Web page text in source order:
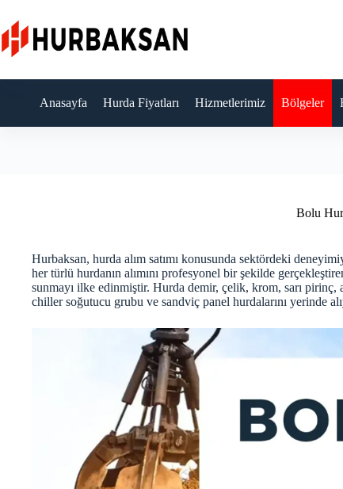
content
Anasayfa Hurda Fiyatları Hizmetlerimiz Bölgeler
Bolu
Hurbaksan, hurda alım satımı konusunda sektördeki
her türlü hurdanın alımını profesyonel bir şekilde
sunmayı ilke edinmiştir. Hurda demir, çelik, krom, sarı
chiller soğutucu grubu ve sandviç panel hurdalarını yerinde